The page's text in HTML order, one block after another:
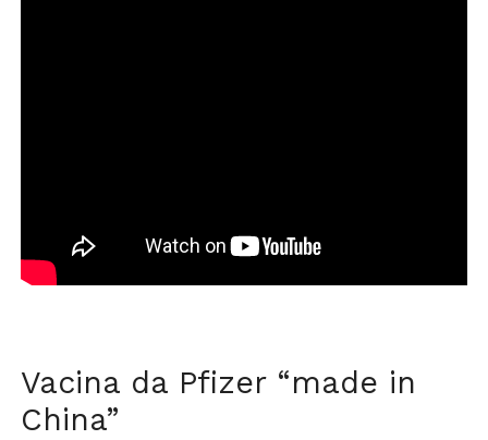
Vacina da Pfizer “made in
China”